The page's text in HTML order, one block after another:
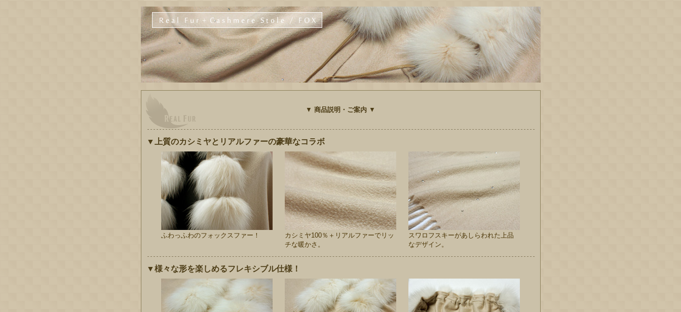
▼ 商品説明・ご案内 ▼
▼上質のカシミヤとリアルファーの豪華なコラボ
ふわっふわのフォックスファー！
カシミヤ100％＋リアルファーでリッ
チな暖かさ。
スワロフスキーがあしらわれた上品
なデザイン。
▼様々な形を楽しめるフレキシブル仕様！